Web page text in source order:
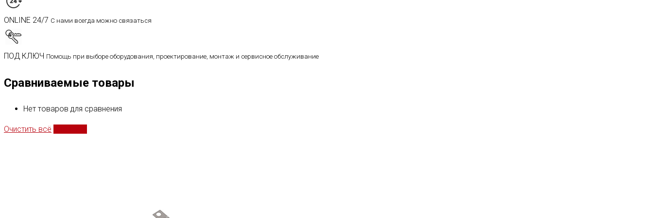
ONLINE 24/7 С нами всегда можно связаться
ПОД КЛЮЧ Помощь при выборе оборудования, проектирование, монтаж и сервисное обслуживание
Сравниваемые товары
Нет товаров для сравнения
Очистить всё